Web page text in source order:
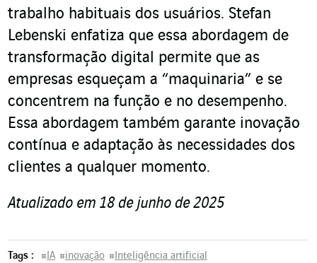
trabalho habituais dos usuários. Stefan
Lebenski enfatiza que essa abordagem de
transformação digital permite que as
empresas esqueçam a “maquinaria” e se
concentrem na função e no desempenho.
Essa abordagem também garante inovação
contínua e adaptação às necessidades dos
clientes a qualquer momento.
Atualizado em 18 de junho de 2025
Tags : #IA #inovação #Inteligência artificial